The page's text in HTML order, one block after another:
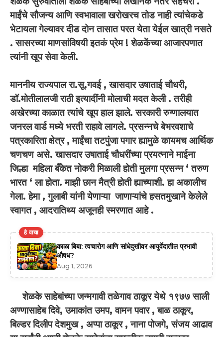
माईंचे सौजन्य आणि स्वभावाला खरोखरच तोड नाही त्यांचेकडे
भेटायला गेल्यावर दीड दोन तासात परत येता येईल खात्री नसते
. सासरच्या माणसांविषयी इतकं प्रेम ! शेळकेंच्या आजारपणात
त्यांनी खूप सेवा केली.
माननीय राज्यपाल रा.सू.गवई , खासदार उषाताई चौधरी,
डॉ.मोतीलालजी राठी इत्यादींनी मोलाची मदत केली . तरीही
अखेरच्या काळात त्यांचे खूप हाल झाले. सरकारी रुग्णालयात
जनरल वार्ड मध्ये भरती राहावे लागले. प्रसन्नचे बेभरवशाचे
पत्रकारिता क्षेत्र , माईंचा तटपुंजा पगार ह्यामुळे कायमच आर्थिक
चणचण असे. खासदार उषाताई चौधरींच्या प्रयत्नाने माईना
जिल्हा महिला बँकेत नोकरी मिळाली होती मुलगा प्रसन्न ‘ तरुण
भारत ‘ ला होता. माझी छान मैत्री होती ह्याच्याशी. हा अकालीच
गेला. हेमा , गुलाबी यांनी येणाऱ्या जाणाऱ्यांचे हसतमुखाने केलेले
स्वागत , आदरातिथ्य अजूनही स्मरणात आहे .
हे वाचा
काळा बिबा: त्वचारोग आणि सांधेदुखीवर आयुर्वेदातील प्रभावी
औषध?
Aug 1, 2026
शेळके साहेबांच्या जन्मगावी तळेगाव ठाकूर येथे १९७७ साली
अण्णासाहेब दिवे,उमाकांत उमप,वामन पवार,बाळ ठाकूर,
बिल्डर दिलीप देशमुख , अप्पा ठाकूर,नाना पोजगे,संजय आढाव